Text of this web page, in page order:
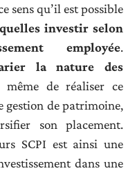
sens qu’il est possible
investir selon
employée.
la nature des
même de réaliser ce
gestion de patrimoine,
son placement.
SCPI est ainsi une
dans une